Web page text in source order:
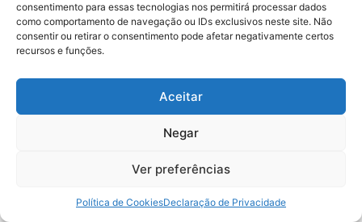
consentimento para essas tecnologias nos permitirá processar dados
como comportamento de navegação ou IDs exclusivos neste site. Não
consentir ou retirar o consentimento pode afetar negativamente certos
recursos e funções.
Aceitar
Negar
Ver preferências
Política de CookiesDeclaração de Privacidade
Banco Pan (BPAN4), vai aumentar o Patrimônio
Líquido e vai garantir o aumento do índice de
Basiléia, que atualmente é de apenas 12,86%
(Nível I e sem esse pró-forma que o Banco coloca
no release). O capital principal subindo para R$ 3
bilhões, o índice de Basiléia salta para algo em
carteira de crédito até uns R$ 30 bilhões.